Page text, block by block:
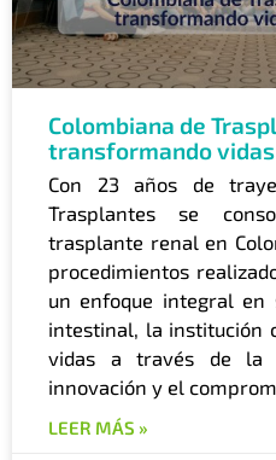
Colombiana de
transformando
Con 23 años de
Trasplantes se
trasplante renal en
procedimientos
un enfoque integral en
intestinal, la institución
vidas a través de la
innovación y el
LEER MÁS »